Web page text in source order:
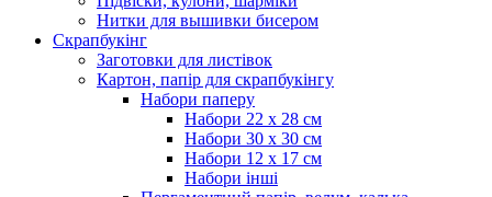
Нитки для вышивки бисером
Скрапбукінг
Заготовки для листівок
Картон, папір для скрапбукінгу
Набори паперу
Набори 22 х 28 см
Набори 30 х 30 см
Набори 12 х 17 см
Набори інші